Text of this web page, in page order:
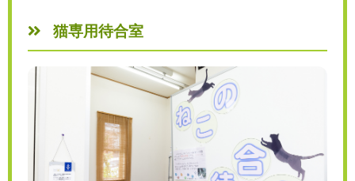
猫専用待合室